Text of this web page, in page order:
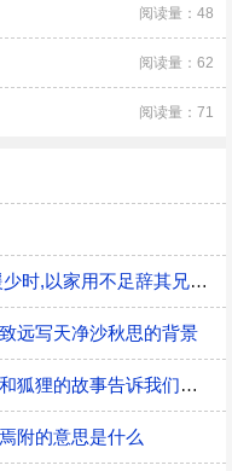
阅读量：48
阅读量：62
阅读量：71
马援少时,以家用不足辞其兄翻译马援少时,以家用不足辞其兄的意思
远写天净沙秋思的背景
猫和狐狸的故事告诉我们什么道理猫和狐狸的故事告诉我们的道理
附的意思是什么